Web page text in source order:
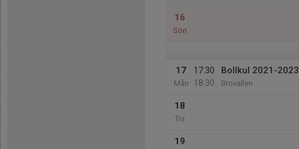
16
Sön
17
Mån
17:30
18:30
Bollkul 2021-2023
Brovallen
18
Tis
19